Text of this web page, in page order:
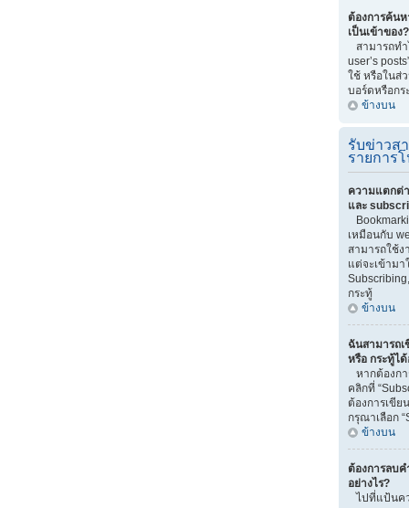
ต้องการค้น
เป็นเข้าของ?
สามารถทำ
user’s
ใช้ หรือในส่
บอร์ดหรือกร
ข้างบน
รับข่าวส
รายการ
ความแตกต่
และ
เหมือนกับ
สามารถใช้
แต่จะเข้าม
กระทู้
ข้างบน
ฉันสามารถ
หรือ กระทู้ได้
หากต้องก
คลิกที่
ต้องการเขีย
กรุณาเลือก
ข้างบน
ต้องการลบ
อย่างไร?
ไปที่แป้นค